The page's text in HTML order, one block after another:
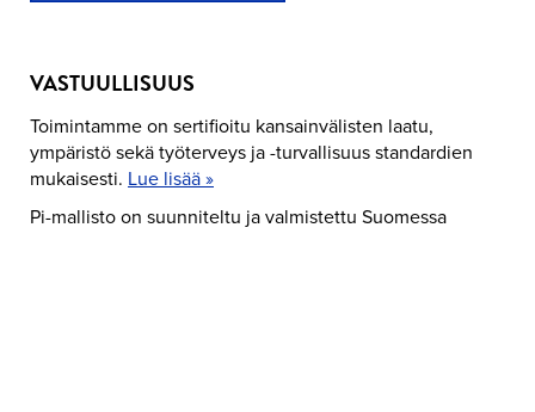
VASTUULLISUUS
Toimintamme on sertifioitu kansainvälisten laatu,
ympäristö sekä työterveys ja -turvallisuus standardien
mukaisesti. Lue lisää »
Pi-mallisto on suunniteltu ja valmistettu Suomessa